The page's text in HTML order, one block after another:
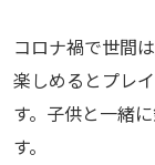
コロナ禍で世間
楽しめるとプレ
す。子供と一緒
す。